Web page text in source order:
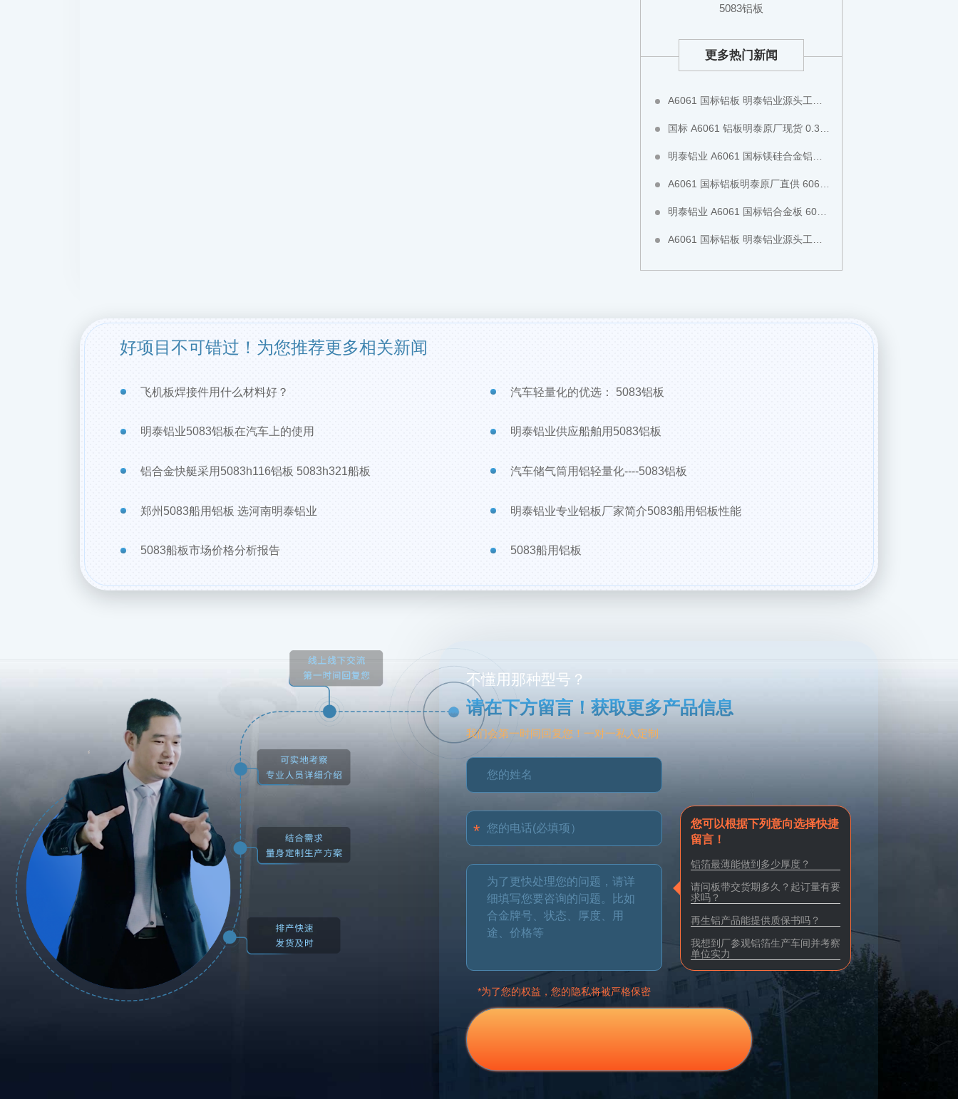
5083铝板
更多热门新闻
A6061 国标铝板 明泰铝业源头工厂无中间商 6061-T6 硬质铝板可切割铣面全国现货直发
国标 A6061 铝板明泰原厂现货 0.3-200mm 厚薄板齐全 阳极氧化专用铝板全国直发
明泰铝业 A6061 国标镁硅合金铝板 平整度高不易变形 工装检具专用全国现货直发
A6061 国标铝板明泰原厂直供 6061 薄板厚板齐全 新能源设备专用铝板全国现货直发
明泰铝业 A6061 国标铝合金板 6061-T651 预拉伸铝板 工业结构板全国现货切割直发
A6061 国标铝板 明泰铝业源头工厂 6061-T6 铝板 CNC 模具加工中厚板全国现货直发可零切
好项目不可错过！为您推荐更多相关新闻
飞机板焊接件用什么材料好？ 汽车轻量化的优选： 5083铝板
明泰铝业5083铝板在汽车上的使用 明泰铝业供应船舶用5083铝板
铝合金快艇采用5083h116铝板 5083h321船板 汽车储气筒用铝轻量化----5083铝板
郑州5083船用铝板 选河南明泰铝业 明泰铝业专业铝板厂家简介5083船用铝板性能
5083船板市场价格分析报告 5083船用铝板
不懂用那种型号？
请在下方留言！获取更多产品信息
我们会第一时间回复您！一对一私人定制
您可以根据下列意向选择快捷
留言！
铝箔最薄能做到多少厚度？
请问板带交货期多久？起订量有要
求吗？
再生铝产品能提供质保书吗？
我想到厂参观铝箔生产车间并考察
单位实力
*为了您的权益，您的隐私将被严格保密